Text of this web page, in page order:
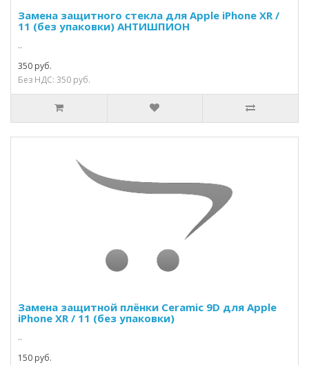
Замена защитного стекла для Apple iPhone XR /
11 (без упаковки) АНТИШПИОН
..
350 руб.
Без НДС: 350 руб.
Замена защитной плёнки Ceramic 9D для Apple
iPhone XR / 11 (без упаковки)
..
150 руб.